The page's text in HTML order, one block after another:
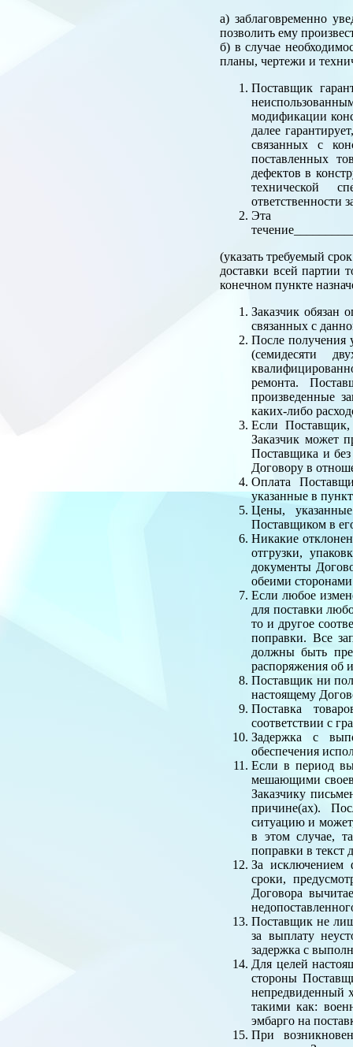
а) заблаговременно
позволить ему
б) в случае
планы, чертежи и
Поставщик
модификации
далее
связанных с
поставленных
дефектов в
технической
ответственности
Эта
(указать требуемый
доставки всей партии
конечном пункте
Заказчик обязан
связанных с
После получения
(семидесяти
ремонта.
произведенные
каких-либо
Если Поставщик,
Заказчик может
Поставщика и
Договору в
Оплата
указанные в
Цены,
Поставщиком в
Никакие
отгрузки,
документы
обеими
Если любое
для поставки
то и другое
поправки. Все
должны быть
распоряжения об
Поставщик ни
настоящему
Поставка
соответствии с
Задержка с
обеспечения
Если в период
мешающими
Заказчику
причине(ах).
ситуацию и
в этом случае,
поправки в текст
За исключением
сроки,
Договора
Поставщик не
за выплату
задержка с
Для целей
стороны
непредвиденный
такими как:
эмбарго на
При